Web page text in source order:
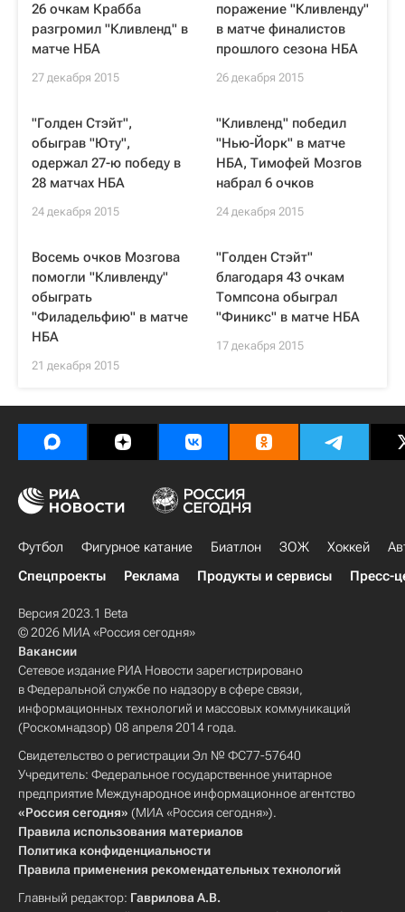
26 очкам Крабба
разгромил "Кливленд" в
матче НБА
27 декабря 2015
поражение "Кливленду"
в матче финалистов
прошлого сезона НБА
26 декабря 2015
"Голден Стэйт",
обыграв "Юту",
одержал 27-ю победу в
28 матчах НБА
24 декабря 2015
"Кливленд" победил
"Нью-Йорк" в матче
НБА, Тимофей Мозгов
набрал 6 очков
24 декабря 2015
Восемь очков Мозгова
помогли "Кливленду"
обыграть
"Филадельфию" в матче
НБА
21 декабря 2015
"Голден Стэйт"
благодаря 43 очкам
Томпсона обыграл
"Финикс" в матче НБА
17 декабря 2015
Футбол Фигурное катание Биатлон ЗОЖ Хоккей
Спецпроекты
Реклама Продукты и сервисы Пресс-
Версия 2023.1 Beta
© 2026 МИА «Россия сегодня»
Вакансии
Сетевое издание РИА Новости зарегистрировано
в Федеральной службе по надзору в сфере связи,
информационных технологий и массовых коммуникаций
(Роскомнадзор) 08 апреля 2014 года.
Свидетельство о регистрации Эл № ФС77-57640
Учредитель: Федеральное государственное унитарное
предприятие Международное информационное агентство
«Россия сегодня» (МИА «Россия сегодня»).
Правила использования материалов
Политика конфиденциальности
Правила применения рекомендательных технологий
Главный редактор: Гаврилова А.В.